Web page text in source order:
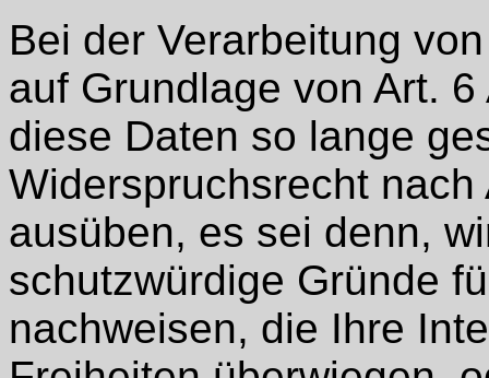
Bei der Verarbeitung
auf Grundlage von Art.
diese Daten so lange
Widerspruchsrecht
ausüben, es sei denn,
schutzwürdige Gründe
nachweisen, die Ihre